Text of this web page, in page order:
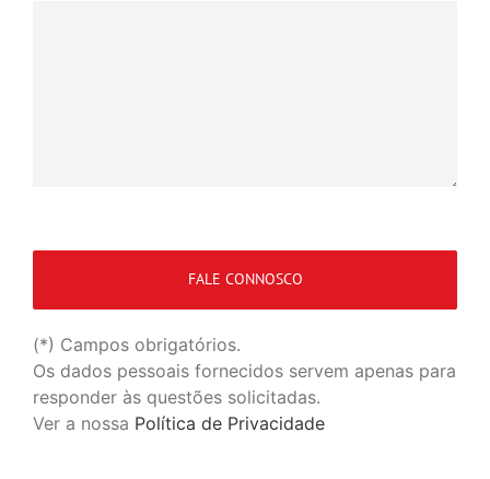
(*) Campos obrigatórios.
Os dados pessoais fornecidos servem apenas para
responder às questões solicitadas.
Ver a nossa Política de Privacidade